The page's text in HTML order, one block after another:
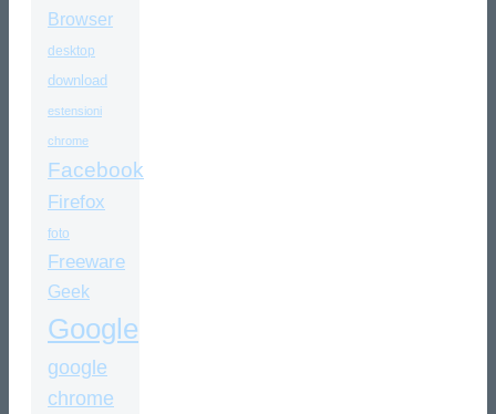
Browser
desktop
download
estensioni
chrome
Facebook
Firefox
foto
Freeware
Geek
Google
google
chrome